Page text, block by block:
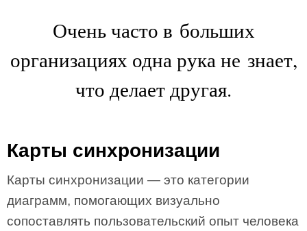
Очень часто в больших
организациях одна рука не знает,
что делает другая.
Карты синхронизации
Карты синхронизации — это категории
диаграмм, помогающих визуально
сопоставлять пользовательский опыт человека